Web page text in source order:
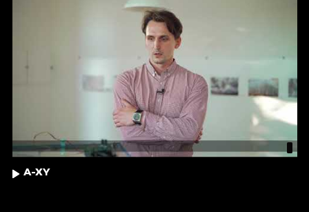
A-XY